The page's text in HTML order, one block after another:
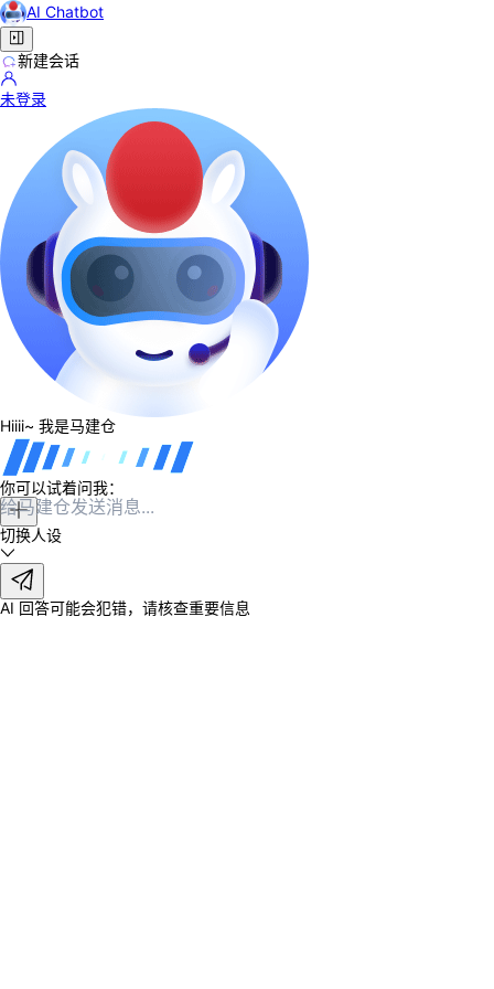
AI Chatbot
新建会话
未登录
Hiiii~ 我是马建仓
你可以试着问我：
切换人设
AI 回答可能会犯错，请核查重要信息